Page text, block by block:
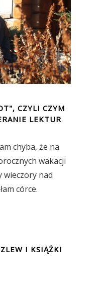
CZYLI CZYM
LEKTUR
chyba, że na
wakacji
wieczory nad
córce.
I KSIĄŻKI